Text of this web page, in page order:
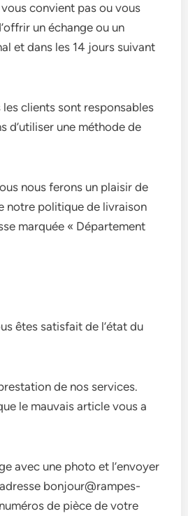
convient pas ou vous
un échange ou un
et dans les 14 jours suivant
clients sont responsables
d’utiliser une méthode de
nous ferons un plaisir de
notre politique de livraison
marquée « Département
êtes satisfait de l’état du
de nos services.
le mauvais article vous a
avec une photo et l’envoyer
bonjour@rampes-
de pièce de votre